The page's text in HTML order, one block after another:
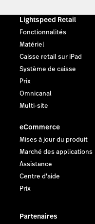
Lightspeed Retail
Fonctionnalités
Matériel
Caisse retail sur iPad
Système de caisse
Prix
Omnicanal
Multi-site
eCommerce
Mises à jour du produit
Marché des applications
Assistance
Centre d'aide
Prix
Partenaires